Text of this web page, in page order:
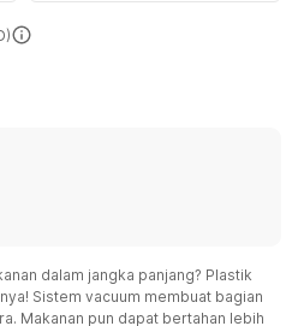
dalam jangka panjang? Plastik
Sistem vacuum membuat bagian
Makanan pun dapat bertahan lebih